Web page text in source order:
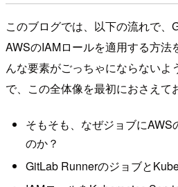
このブログでは、以下の流れで、
AWSのIAMロールを適用する方法
んな要素がごっちゃにならないよ
で、この全体像を最初におさえて
そもそも、なぜジョブに
のか？
GitLab Runnerのジョブと